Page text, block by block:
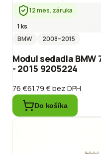
12 mes. záruka
1 ks
BMW
2008–2015
Modul sedadla BMW
- 2015 9205224
76 €61.79 €bez DPH
Do košíka